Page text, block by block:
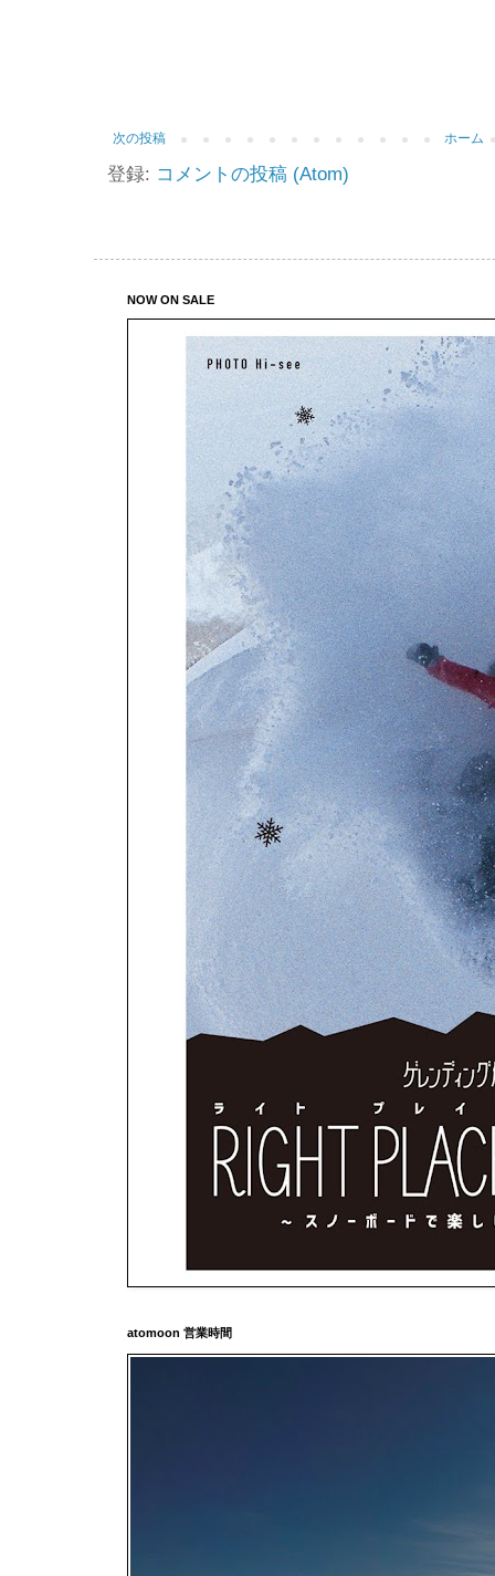
次の投稿 ホーム
登録: コメントの投稿 (Atom)
NOW ON SALE
atomoon 営業時間